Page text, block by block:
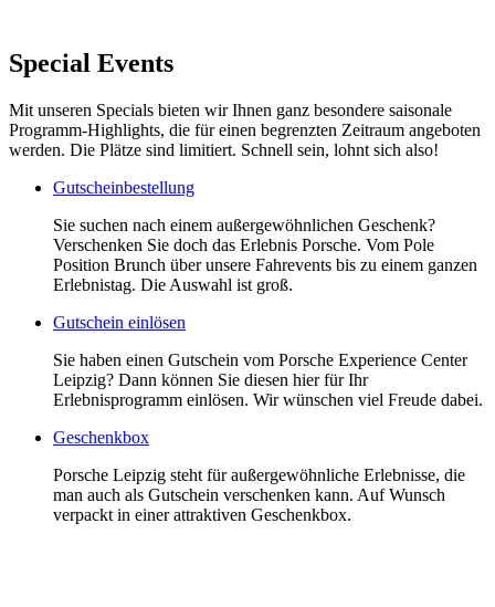
Special Events
Mit unseren Specials bieten wir Ihnen ganz besondere saisonale
Programm-Highlights, die für einen begrenzten Zeitraum angeboten
werden. Die Plätze sind limitiert. Schnell sein, lohnt sich also!
Gutscheinbestellung
Sie suchen nach einem außergewöhnlichen Geschenk?
Verschenken Sie doch das Erlebnis Porsche. Vom Pole
Position Brunch über unsere Fahrevents bis zu einem ganzen
Erlebnistag. Die Auswahl ist groß.
Gutschein einlösen
Sie haben einen Gutschein vom Porsche Experience Center
Leipzig? Dann können Sie diesen hier für Ihr
Erlebnisprogramm einlösen. Wir wünschen viel Freude dabei.
Geschenkbox
Porsche Leipzig steht für außergewöhnliche Erlebnisse, die
man auch als Gutschein verschenken kann. Auf Wunsch
verpackt in einer attraktiven Geschenkbox.